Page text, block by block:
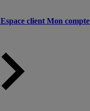
Espace client Mon compte